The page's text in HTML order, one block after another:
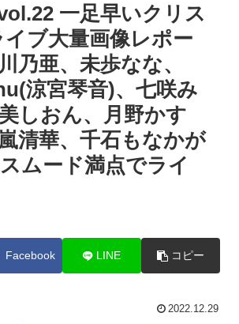
vol.22 一足早いクリス
ブ大量画像レポー
乃亜、未歩なな、
涼宮琴音)、七咲み
しおん、月野かす
清華、千石もなかが
ムード満点でライ
Facebook LINE コピー
2022.12.29